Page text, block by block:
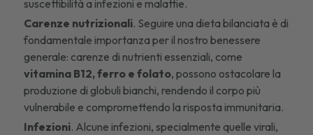
suscettibilità a infezioni e malattie.
Carenze nutrizionali. Seguire una dieta bilanciata è di
fondamentale importanza per il nostro benessere
generale: carenze di nutrienti essenziali, come
vitamina B12, ferro e folato, possono ostacolare la
produzione di globuli bianchi, rendendo il corpo più
vulnerabile e compromettendo la risposta immunitaria.
Infezioni. Alcune infezioni, specialmente quelle virali,